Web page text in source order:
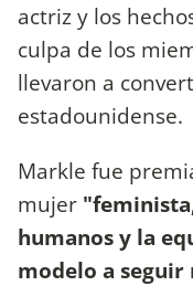
actriz y los
culpa de los
llevaron a
estadounidense.
Markle fue
mujer
humanos y la
modelo a